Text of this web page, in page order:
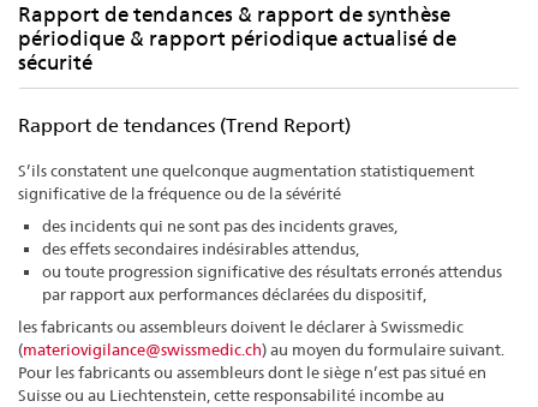
Rapport de tendances & rapport de synthèse
périodique & rapport périodique actualisé de
sécurité
Rapport de tendances (Trend Report)
S’ils constatent une quelconque augmentation statistiquement
significative de la fréquence ou de la sévérité
des incidents qui ne sont pas des incidents graves,
des effets secondaires indésirables attendus,
ou toute progression significative des résultats erronés attendus
par rapport aux performances déclarées du dispositif,
les fabricants ou assembleurs doivent le déclarer à Swissmedic
(materiovigilance@swissmedic.ch) au moyen du formulaire suivant.
Pour les fabricants ou assembleurs dont le siège n’est pas situé en
Suisse ou au Liechtenstein, cette responsabilité incombe au